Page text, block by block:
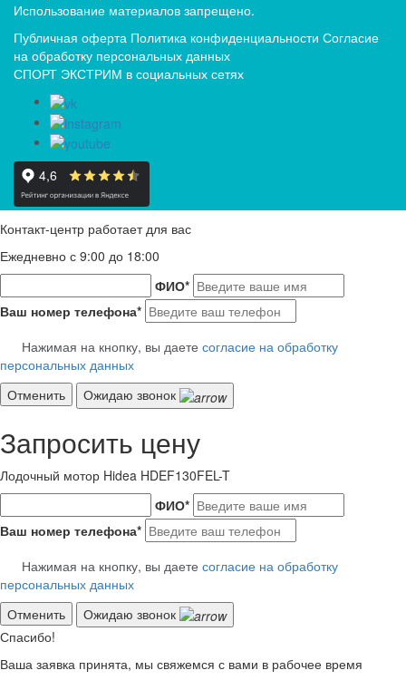
Использование материалов запрещено.
Публичная оферта Политика конфиденциальности Согласие
на обработку персональных данных
СПОРТ ЭКСТРИМ в социальных сетях
Контакт-центр работает для вас
Ежедневно с 9:00 до 18:00
ФИО*
Ваш номер телефона*
Нажимая на кнопку, вы даете согласие на обработку
персональных данных
Отменить
Ожидаю звонок
Запросить цену
Лодочный мотор Hidea HDEF130FEL-T
ФИО*
Ваш номер телефона*
Нажимая на кнопку, вы даете согласие на обработку
персональных данных
Отменить
Ожидаю звонок
Спасибо!
Ваша заявка принята, мы свяжемся с вами в рабочее время